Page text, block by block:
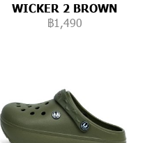
WICKER 2 BROWN
฿1,490